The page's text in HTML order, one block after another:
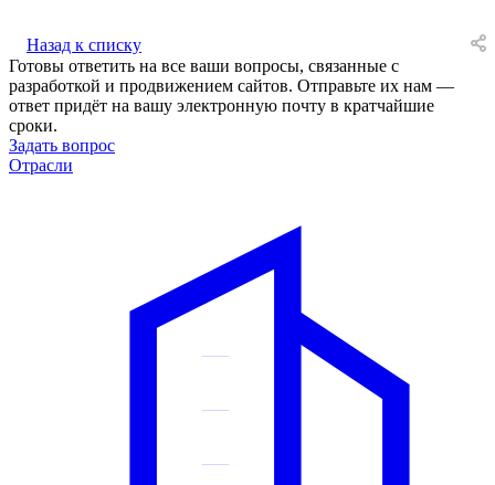
Назад к списку
Готовы ответить на все ваши вопросы, связанные с
разработкой и продвижением сайтов. Отправьте их нам —
ответ придёт на вашу электронную почту в кратчайшие
сроки.
Задать вопрос
Отрасли